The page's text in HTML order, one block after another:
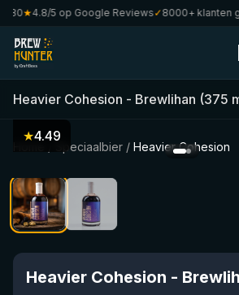
★4.8/5 op Google Reviews✓8000+ klanten
Heavier Cohesion - Brewlihan (375
Speciaalbier / Heavier Cohesion
★4.49
Heavier Cohesion -